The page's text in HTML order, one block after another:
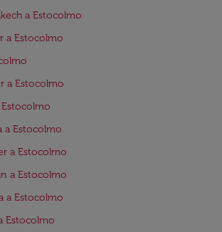
a Estocolmo
a Estocolmo
a Estocolmo
Estocolmo
a Estocolmo
a Estocolmo
a Estocolmo
a Estocolmo
Estocolmo